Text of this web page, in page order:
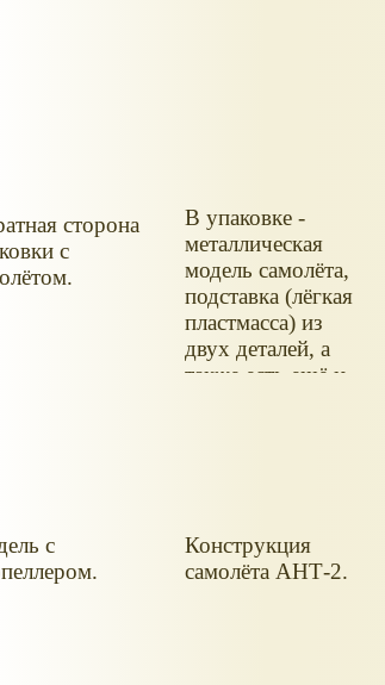
сторона
с
В упаковке -
металлическая
модель самолёта,
подставка (лёгкая
пластмасса) из
двух деталей, а
также есть ещё и
с
Конструкция
самолёта АНТ-2.